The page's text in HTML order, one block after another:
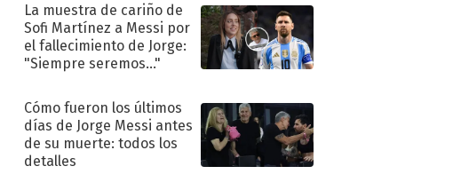
La muestra de cariño de
Sofi Martínez a Messi por
el fallecimiento de Jorge:
"Siempre seremos..."
Cómo fueron los últimos
días de Jorge Messi antes
de su muerte: todos los
detalles